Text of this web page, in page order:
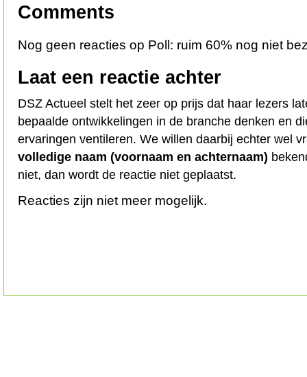
Comments
Nog geen reacties op Poll: ruim 60% nog niet
Laat een reactie achter
DSZ Actueel stelt het zeer op prijs dat haar lezers
bepaalde ontwikkelingen in de branche denken en
ervaringen ventileren. We willen daarbij echter wel
volledige naam (voornaam en achternaam)
niet, dan wordt de reactie niet geplaatst.
Reacties zijn niet meer mogelijk.